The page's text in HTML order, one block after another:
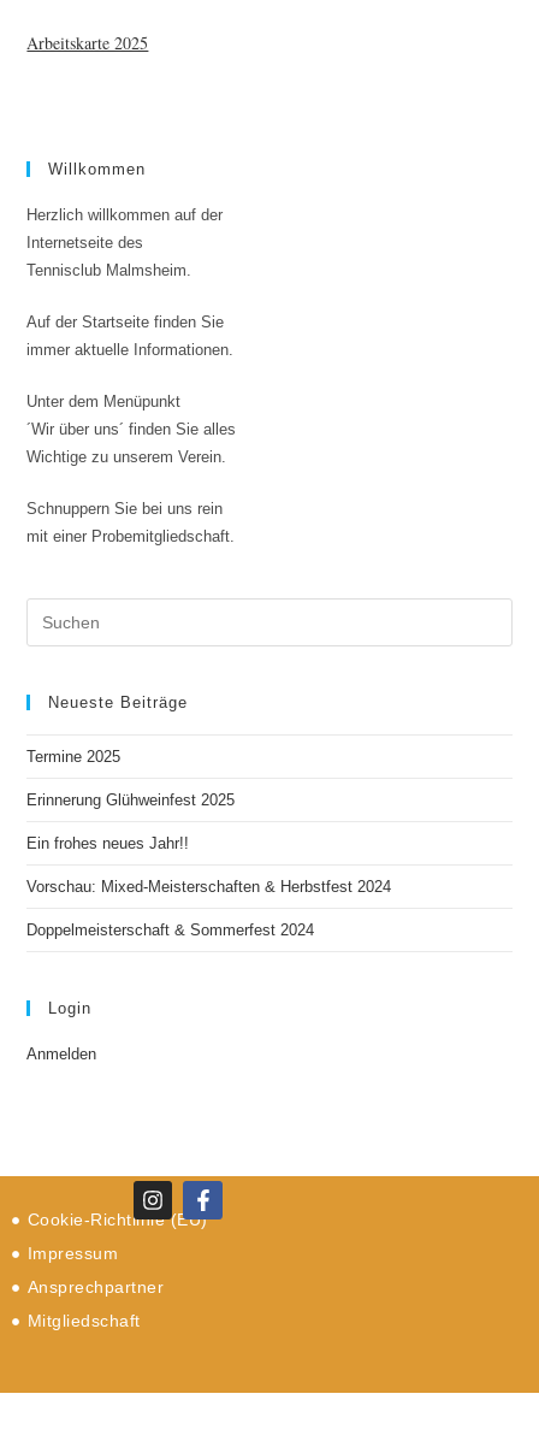
Arbeitskarte 2025
Willkommen
Herzlich willkommen auf der
Internetseite des
Tennisclub Malmsheim.
Auf der Startseite finden Sie
immer aktuelle Informationen.
Unter dem Menüpunkt
´Wir über uns´ finden Sie alles
Wichtige zu unserem Verein.
Schnuppern Sie bei uns rein
mit einer Probemitgliedschaft.
Neueste Beiträge
Termine 2025
Erinnerung Glühweinfest 2025
Ein frohes neues Jahr!!
Vorschau: Mixed-Meisterschaften & Herbstfest 2024
Doppelmeisterschaft & Sommerfest 2024
Login
Anmelden
Cookie-Richtlinie (EU)
Impressum
Ansprechpartner
Mitgliedschaft